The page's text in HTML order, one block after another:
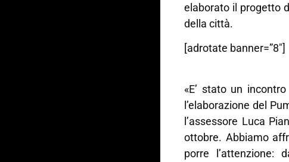
elaborato il progetto
della città.
[adrotate banner=”8″]
«E’ stato un
l’elaborazione del
l’assessore Luca
ottobre. Abbiamo
porre l’attenzione: